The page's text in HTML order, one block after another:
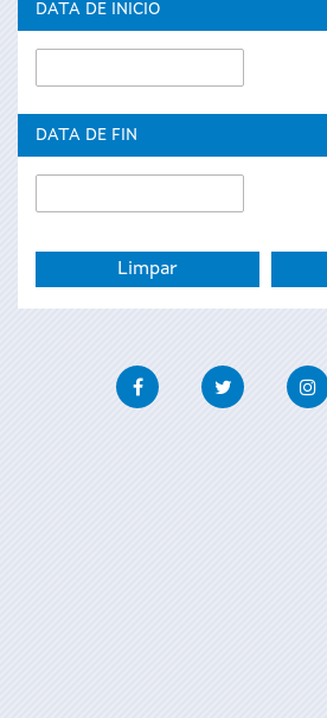
DATA DE INICIO
de
DATA DE FIN
de
FacebookTwitter